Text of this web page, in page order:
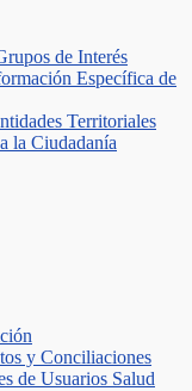
de Interés
Específica de
Territoriales
la Ciudadanía
y Conciliaciones
de Usuarios Salud